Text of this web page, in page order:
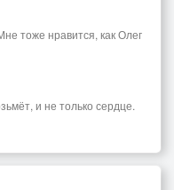
тоже нравится, как Олег
и не только сердце.